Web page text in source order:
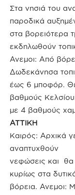
Στα νησιά του
παροδικά
στα βορειότερα
εκδηλωθούν
Ανεμοι: Από
Δωδεκάνησα
έως 6 μποφόρ.
βαθμούς
με 4 βαθμούς
ΑΤΤΙΚΗ
Καιρός: Αρχικά
αναπτυχθούν
νεφώσεις και θα
κυρίως στα
βόρεια. Ανεμοι: